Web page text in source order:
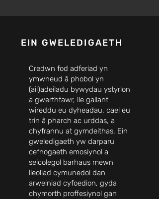
EIN GWELEDIGAETH
Credwn fod adferiad yn
ymwneud â phobol yn
(ail)adeiladu bywydau ystyrlon
a gwerthfawr, lle gallant
wireddu eu dyheadau, cael eu
trin â pharch ac urddas, a
chyfrannu at gymdeithas. Ein
gweledigaeth yw darparu
cefnogaeth emosiynol a
seicolegol barhaus mewn
lleoliad cymunedol dan
arweiniad cyfoedion, gyda
chymorth proffesiynol gan